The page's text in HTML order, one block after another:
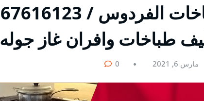
طباخات وافران غاز جوله
مارس 6, 2021 0